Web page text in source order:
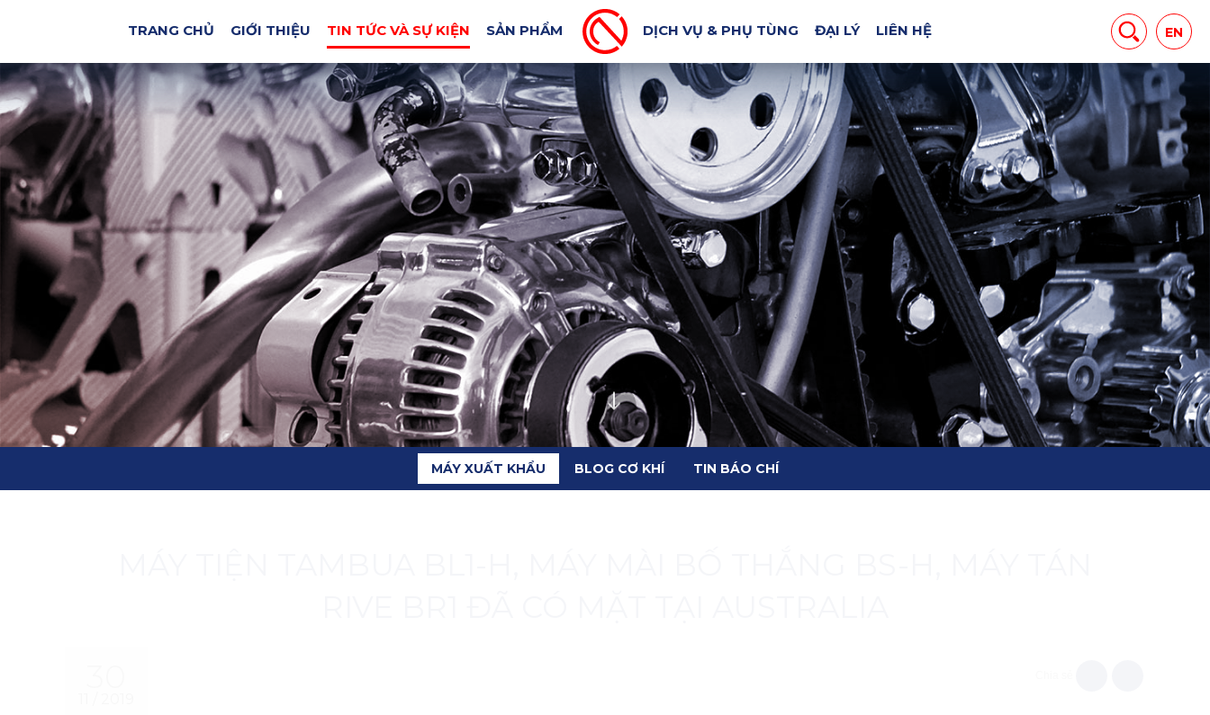
EN
TRANG CHỦ GIỚI THIỆU TIN TỨC VÀ SỰ KIỆN SẢN PHẨM DỊCH VỤ & PHỤ TÙNG ĐẠI LÝ LIÊN HỆ
MÁY XUẤT KHẨU BLOG CƠ KHÍ TIN BÁO CHÍ
MÁY XUẤT KHẨU BLOG CƠ KHÍ TIN BÁO CHÍ